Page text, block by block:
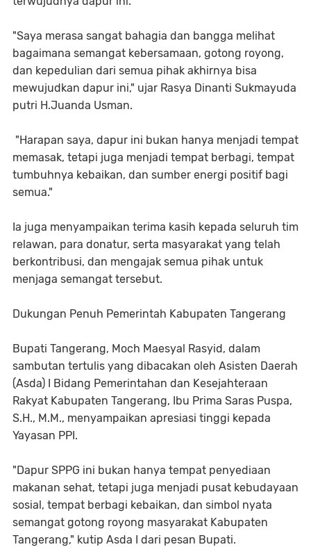
​"Saya merasa sangat bahagia dan bangga melihat
bagaimana semangat kebersamaan, gotong royong,
dan kepedulian dari semua pihak akhirnya bisa
mewujudkan dapur ini," ujar Rasya Dinanti Sukmayuda
putri H.Juanda Usman.
"Harapan saya, dapur ini bukan hanya menjadi tempat
memasak, tetapi juga menjadi tempat berbagi, tempat
tumbuhnya kebaikan, dan sumber energi positif bagi
semua."
​Ia juga menyampaikan terima kasih kepada seluruh tim
relawan, para donatur, serta masyarakat yang telah
berkontribusi, dan mengajak semua pihak untuk
menjaga semangat tersebut.
Dukungan Penuh Pemerintah Kabupaten Tangerang
​Bupati Tangerang, Moch Maesyal Rasyid, dalam
sambutan tertulis yang dibacakan oleh Asisten Daerah
(Asda) I Bidang Pemerintahan dan Kesejahteraan
Rakyat Kabupaten Tangerang, Ibu Prima Saras Puspa,
S.H., M.M., menyampaikan apresiasi tinggi kepada
Yayasan PPI.
​"Dapur SPPG ini bukan hanya tempat penyediaan
makanan sehat, tetapi juga menjadi pusat kebudayaan
sosial, tempat berbagi kebaikan, dan simbol nyata
semangat gotong royong masyarakat Kabupaten
Tangerang," kutip Asda I dari pesan Bupati.